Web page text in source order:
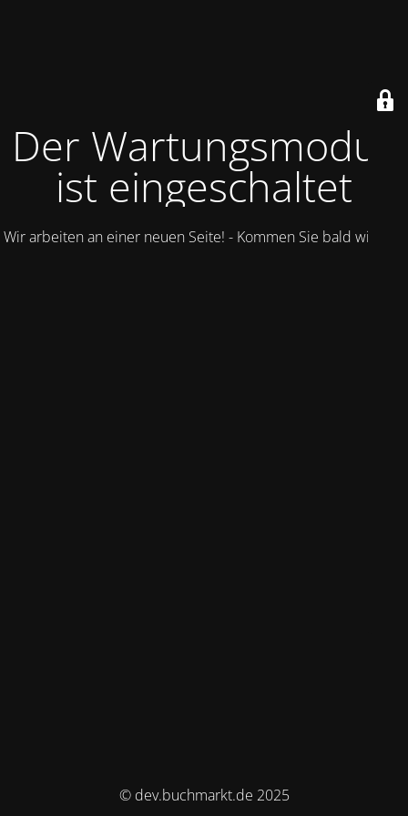
Der Wartungsmodus
ist eingeschaltet
Wir arbeiten an einer neuen Seite! - Kommen Sie bald wieder.
© dev.buchmarkt.de 2025